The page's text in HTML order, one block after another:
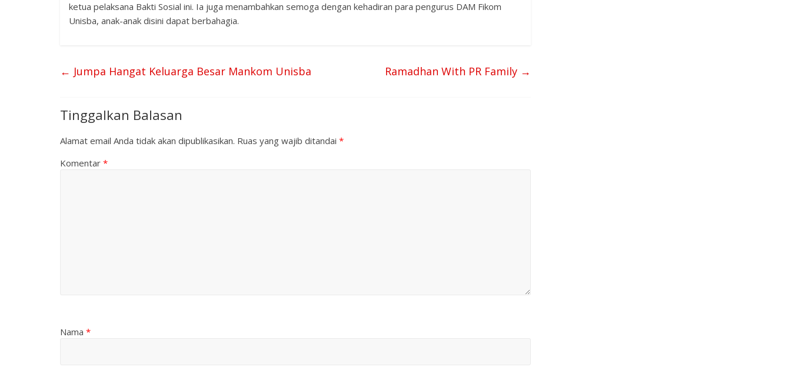
ketua pelaksana Bakti Sosial ini. Ia juga menambahkan semoga dengan kehadiran para pengurus DAM Fikom
Unisba, anak-anak disini dapat berbahagia.
← Jumpa Hangat Keluarga Besar Mankom Unisba Ramadhan With PR Family →
Tinggalkan Balasan
Alamat email Anda tidak akan dipublikasikan. Ruas yang wajib ditandai *
Komentar *
Nama *